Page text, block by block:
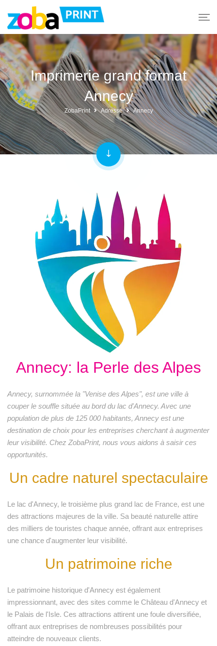
Imprimerie grand format
Annecy
ZobaPrint Adresse Annecy
Annecy: la Perle des Alpes
Annecy, surnommée la "Venise des Alpes", est une ville à
couper le souffle située au bord du lac d'Annecy. Avec une
population de plus de 125 000 habitants, Annecy est une
destination de choix pour les entreprises cherchant à augmenter
leur visibilité. Chez ZobaPrint, nous vous aidons à saisir ces
opportunités.
Un cadre naturel spectaculaire
Le lac d'Annecy, le troisième plus grand lac de France, est une
des attractions majeures de la ville. Sa beauté naturelle attire
des milliers de touristes chaque année, offrant aux entreprises
une chance d'augmenter leur visibilité.
Un patrimoine riche
Le patrimoine historique d'Annecy est également
impressionnant, avec des sites comme le Château d'Annecy et
le Palais de l'Isle. Ces attractions attirent une foule diversifiée,
offrant aux entreprises de nombreuses possibilités pour
atteindre de nouveaux clients.